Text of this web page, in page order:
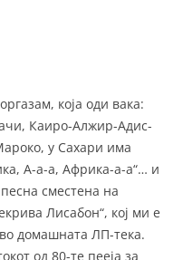
која оди вака:
Каиро-Алжир-Адис-
у Сахари има
А-а-а, Африка-а-а“… и
сместена на
Лисабон“, кој ми е
домашната ЛП-тека.
од 80-те пееја за